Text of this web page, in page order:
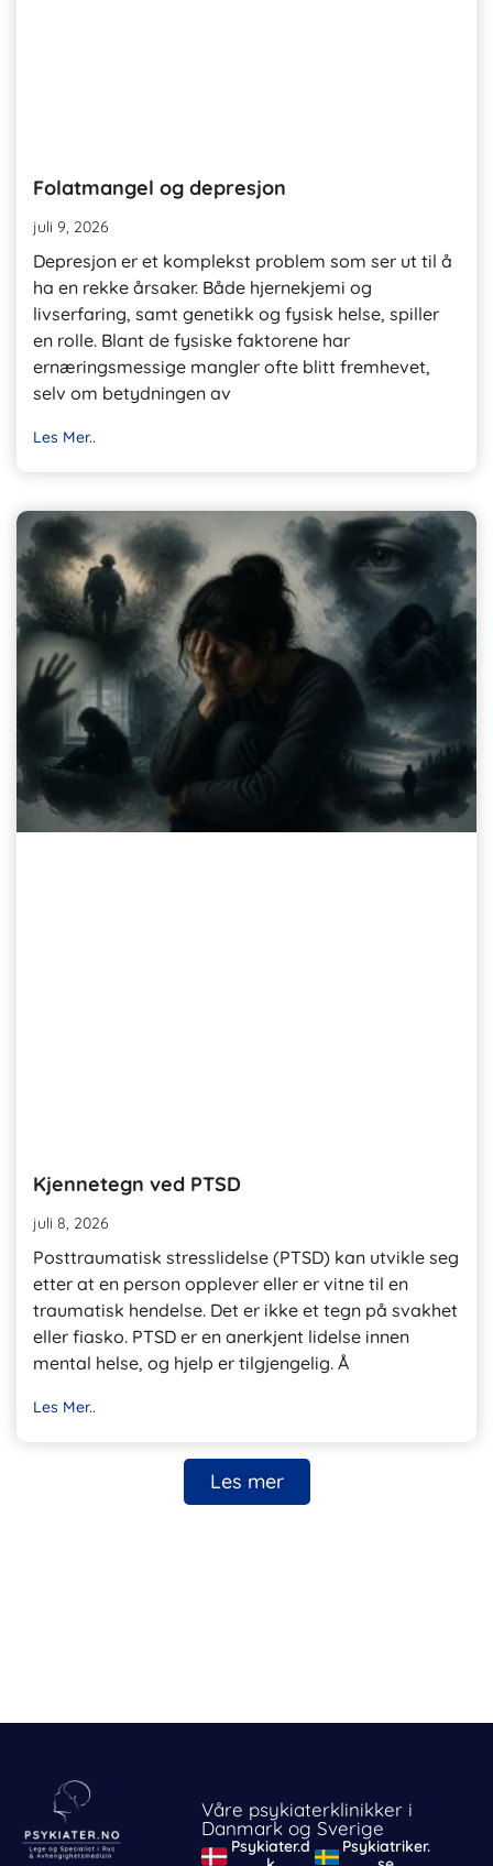
Folatmangel og depresjon
juli 9, 2026
Depresjon er et komplekst problem som ser ut til å
ha en rekke årsaker. Både hjernekjemi og
livserfaring, samt genetikk og fysisk helse, spiller
en rolle. Blant de fysiske faktorene har
ernæringsmessige mangler ofte blitt fremhevet,
selv om betydningen av
Les Mer..
Kjennetegn ved PTSD
juli 8, 2026
Posttraumatisk stresslidelse (PTSD) kan utvikle seg
etter at en person opplever eller er vitne til en
traumatisk hendelse. Det er ikke et tegn på svakhet
eller fiasko. PTSD er en anerkjent lidelse innen
mental helse, og hjelp er tilgjengelig. Å
Les Mer..
Les mer
Våre psykiaterklinikker i
Danmark og Sverige
Psykiater.d
Psykiatriker.